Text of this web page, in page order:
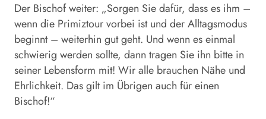
Der Bischof weiter: „Sorgen Sie dafür, dass es ihm –
wenn die Primiztour vorbei ist und der Alltagsmodus
beginnt – weiterhin gut geht. Und wenn es einmal
schwierig werden sollte, dann tragen Sie ihn bitte in
seiner Lebensform mit! Wir alle brauchen Nähe und
Ehrlichkeit. Das gilt im Übrigen auch für einen
Bischof!“